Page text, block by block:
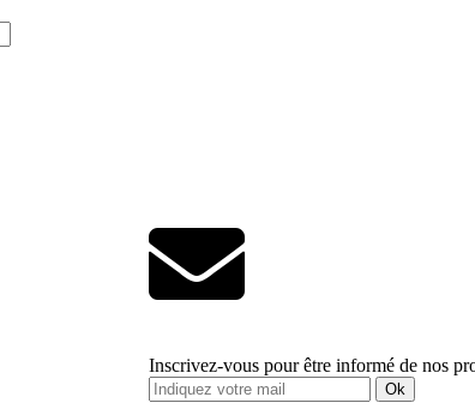
Inscrivez-vous pour être informé de nos
Ok